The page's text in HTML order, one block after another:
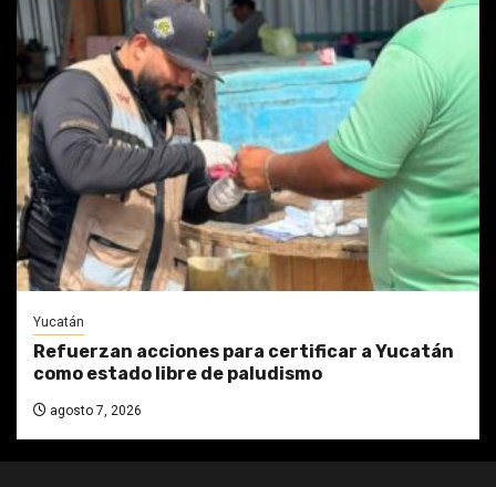
Yucatán
Refuerzan acciones para certificar a Yucatán
como estado libre de paludismo
agosto 7, 2026